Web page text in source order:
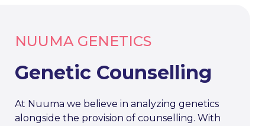
NUUMA GENETICS
Genetic Counselling
At Nuuma we believe in analyzing genetics
alongside the provision of counselling. With